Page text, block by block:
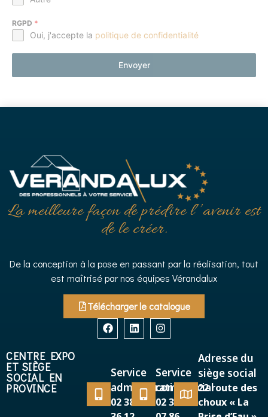
RGPD *
Oui, j'accepte la politique de confidentialité
Envoyer
La meilleure façon de prédire l’’avenir est
de le créer.
De la conception à la pose en passant par la réalisation, tout
est maîtrisé par nos équipes Vérandalux
Télécharger le catalogue
CENTRE EXPO
ET SIÈGE
SOCIAL EN
PROVINCE
Service
administratif
02 38 38
Service
commercial
02 38 38
Adresse du
siège social
22 route des
choux « La